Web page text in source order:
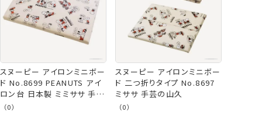
スヌーピー アイロンミニボー
ド No.8699 PEANUTS アイ
ロン台 日本製 ミミササ 手芸
の山久
（0）
スヌーピー アイロンミニボー
ド 二つ折りタイプ No.8697
ミササ 手芸の山久
（0）